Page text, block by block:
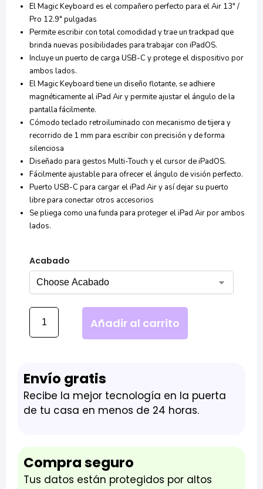
El Magic Keyboard es el compañero perfecto para el Air 13″ /
Pro 12.9″ pulgadas
Permite escribir con total comodidad y trae un trackpad que
brinda nuevas posibilidades para trabajar con iPadOS.
Incluye un puerto de carga USB-C y protege el dispositivo por
ambos lados.
El Magic Keyboard tiene un diseño flotante, se adhiere
magnéticamente al iPad Air y permite ajustar el ángulo de la
pantalla fácilmente.
Cómodo teclado retroiluminado con mecanismo de tijera y
recorrido de 1 mm para escribir con precisión y de forma
silenciosa
Diseñado para gestos Multi-Touch y el cursor de iPadOS.
Fácilmente ajustable para ofrecer el ángulo de visión perfecto.
Puerto USB-C para cargar el iPad Air y así dejar su puerto
libre para conectar otros accesorios
Se pliega como una funda para proteger el iPad Air por ambos
lados.
Acabado
Añadir al carrito
Envío gratis
Recibe la mejor tecnología en la puerta
de tu casa en menos de 24 horas.
Compra seguro
Tus datos están protegidos por altos